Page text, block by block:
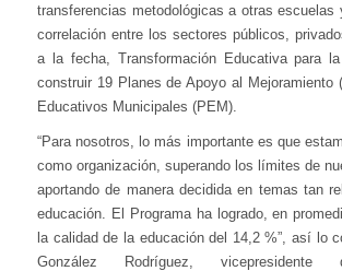
transferencias metodológicas a otras escuelas
correlación entre los sectores públicos,
a la fecha, Transformación Educativa para
construir 19 Planes de Apoyo al Mejoramiento
Educativos Municipales (PEM).
“Para nosotros, lo más importante es que
como organización, superando los límites de
aportando de manera decidida en temas tan
educación. El Programa ha logrado, en
la calidad de la educación del 14,2 %”, así lo
González Rodríguez, vicepresidente